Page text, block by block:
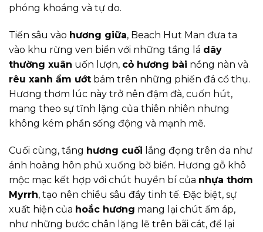
phóng khoáng và tự do.
Tiến sâu vào hương giữa, Beach Hut Man đưa ta
vào khu rừng ven biển với những tầng lá dây
thường xuân uốn lượn, cỏ hương bài nồng nàn và
rêu xanh ẩm ướt bám trên những phiến đá cổ thụ.
Hương thơm lúc này trở nên đậm đà, cuốn hút,
mang theo sự tĩnh lặng của thiên nhiên nhưng
không kém phần sống động và mạnh mẽ.
Cuối cùng, tầng hương cuối lắng đọng trên da như
ánh hoàng hôn phủ xuống bờ biển. Hương gỗ khô
mộc mạc kết hợp với chút huyền bí của nhựa thơm
Myrrh, tạo nên chiều sâu đầy tinh tế. Đặc biệt, sự
xuất hiện của hoắc hương mang lại chút ấm áp,
như những bước chân lặng lẽ trên bãi cát, để lại